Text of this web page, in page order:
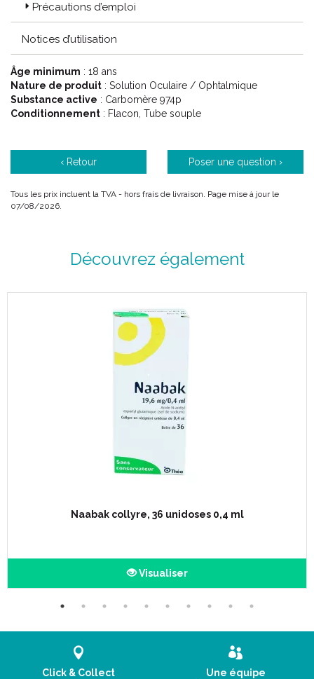
Précautions d’emploi
Notices d’utilisation
Âge minimum : 18 ans
Nature de produit : Solution Oculaire / Ophtalmique
Substance active : Carbomère 974p
Conditionnement : Flacon, Tube souple
‹ Retour Poser une question ›
Tous les prix incluent la TVA - hors frais de livraison. Page mise à jour le
07/08/2026.
Découvrez également
Naabak collyre, 36 unidoses 0,4 ml
Visualiser
Click & Collect
Une équipe